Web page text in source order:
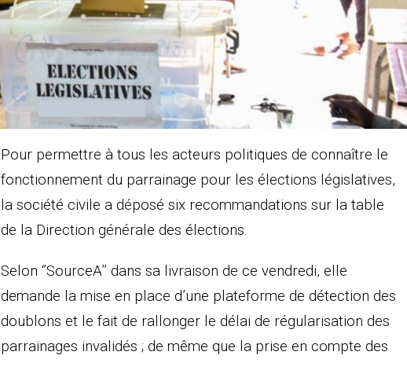
Pour permettre à tous les acteurs politiques de connaître le
fonctionnement du parrainage pour les élections législatives,
la société civile a déposé six recommandations sur la table
de la Direction générale des élections.
Selon ‘’SourceA’’ dans sa livraison de ce vendredi, elle
demande la mise en place d’une plateforme de détection des
doublons et le fait de rallonger le délai de régularisation des
parrainages invalidés ; de même que la prise en compte des